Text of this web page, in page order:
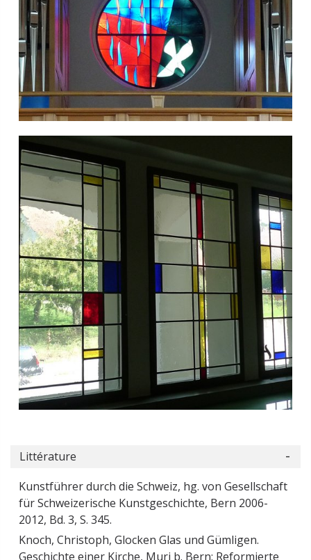
Littérature
Kunstführer durch die Schweiz, hg. von Gesellschaft
für Schweizerische Kunstgeschichte, Bern 2006-
2012, Bd. 3, S. 345.
Knoch, Christoph, Glocken Glas und Gümligen.
Geschichte einer Kirche, Muri b. Bern: Reformierte